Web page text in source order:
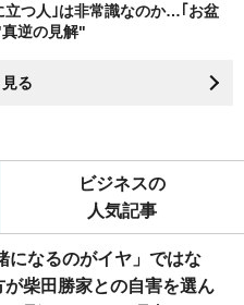
立つ人｣は非常識なのか…｢お盆
逆の見解"
る
ビジネスの
人気記事
になるのがイヤ」ではな
が柴田勝家との自害を選ん